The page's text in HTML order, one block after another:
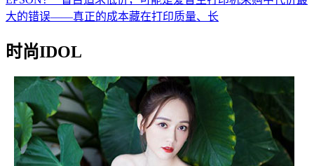
大的错误——真正的成本藏在打印质量、长
时尚IDOL